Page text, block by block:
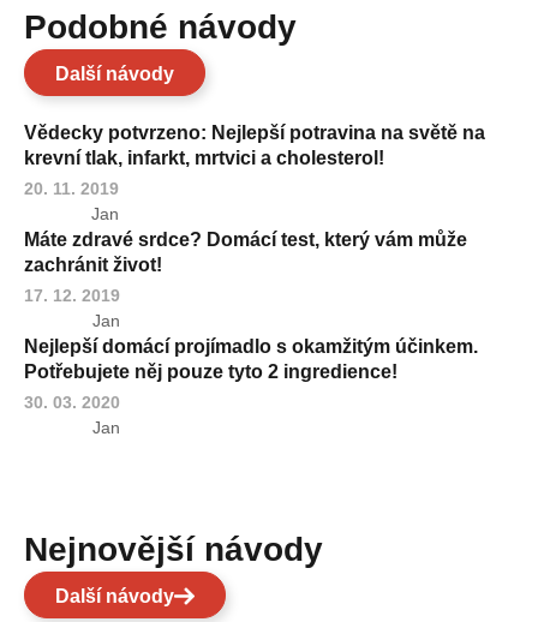
Podobné návody
Další návody
Vědecky potvrzeno: Nejlepší potravina na světě na
krevní tlak, infarkt, mrtvici a cholesterol!
20. 11. 2019
Jan
Máte zdravé srdce? Domácí test, který vám může
zachránit život!
17. 12. 2019
Jan
Nejlepší domácí projímadlo s okamžitým účinkem.
Potřebujete něj pouze tyto 2 ingredience!
30. 03. 2020
Jan
Nejnovější návody
Další návody